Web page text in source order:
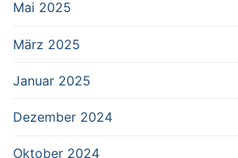
Mai 2025
März 2025
Januar 2025
Dezember 2024
Oktober 2024